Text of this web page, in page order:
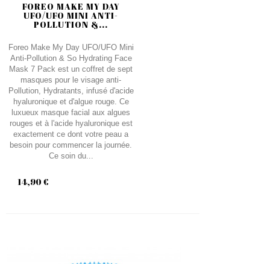
FOREO MAKE MY DAY
UFO/UFO MINI ANTI-
POLLUTION &...
Foreo Make My Day UFO/UFO Mini
Anti-Pollution & So Hydrating Face
Mask 7 Pack est un coffret de sept
masques pour le visage anti-
Pollution, Hydratants, infusé d'acide
hyaluronique et d'algue rouge. Ce
luxueux masque facial aux algues
rouges et à l'acide hyaluronique est
exactement ce dont votre peau a
besoin pour commencer la journée.
Ce soin du...
14,90 €